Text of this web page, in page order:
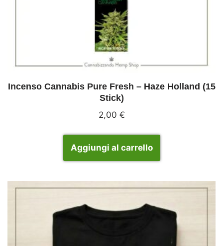
Incenso Cannabis Pure Fresh – Haze Holland (15
Stick)
2,00 €
Aggiungi al carrello